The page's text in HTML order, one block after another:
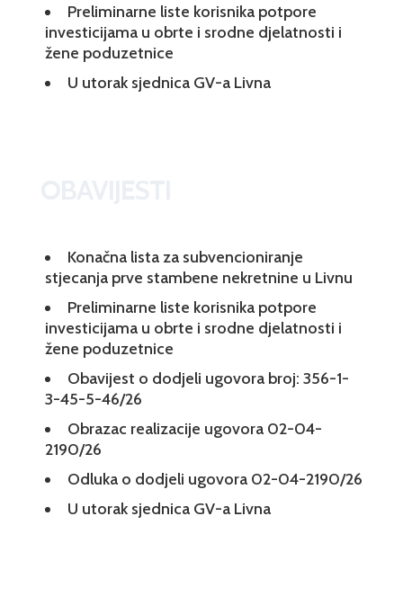
Preliminarne liste korisnika potpore
investicijama u obrte i srodne djelatnosti i
žene poduzetnice
U utorak sjednica GV-a Livna
Konačna lista za subvencioniranje
stjecanja prve stambene nekretnine u Livnu
Preliminarne liste korisnika potpore
investicijama u obrte i srodne djelatnosti i
žene poduzetnice
Obavijest o dodjeli ugovora broj: 356-1-
3-45-5-46/26
Obrazac realizacije ugovora 02-04-
2190/26
Odluka o dodjeli ugovora 02-04-2190/26
U utorak sjednica GV-a Livna